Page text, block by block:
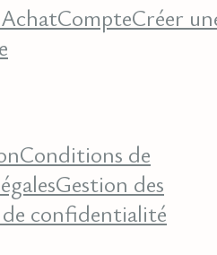
AchatCompteCréer
Conditions de
Gestion des
confidentialité